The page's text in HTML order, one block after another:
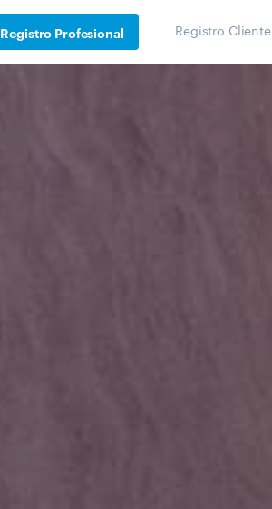
Registro Profesional Registro Cliente